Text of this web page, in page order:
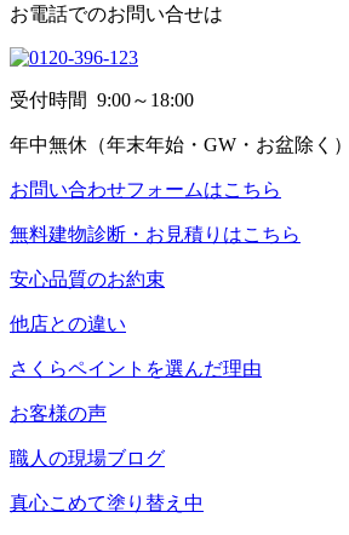
お電話でのお問い合せは
受付時間 9:00～18:00
年中無休 （年末年始・GW・お盆除く）
お問い合わせフォームはこちら
無料建物診断・お見積りはこちら
安心品質のお約束
他店との違い
さくらペイントを選んだ理由
お客様の声
職人の現場ブログ
真心こめて塗り替え中